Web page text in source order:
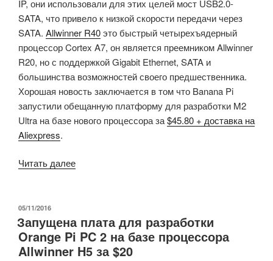
и
выше»
IP, они использовали для этих целей мост USB2.0-
SATA, что привело к низкой скорости передачи через
SATA. Allwinner R40это быстрый четырехъядерный
процессор Cortex A7, он является преемником Allwinner
R20, но с поддержкой Gigabit Ethernet, SATA и
большинства возможностей своего предшественника.
Хорошая новость заключается в том что Banana Pi
запустили обещанную платформу для разработки M2
Ultra на базе нового процессора за$45.80 + доставка на
Aliexpress.
Читать далее«Платформа
Pi
M2
Ultra
ОПУБЛИКОВАНО
05/11/2016
Запущена плата для разработки
Orange Pi PC 2 на базе процессора
Allwinner H5 за $20